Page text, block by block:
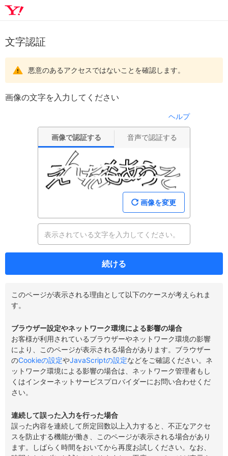
文字認証
悪意のあるアクセスではないことを確認します。
画像の文字を入力してください
ヘルプ
画像で認証する 音声で認証する
画像を変更
続ける
このページが表示される理由として以下のケースが考えられま
す。
ブラウザー設定やネットワーク環境による影響の場合
お客様が利用されているブラウザーやネットワーク環境の影響
により、このページが表示される場合があります。ブラウザー
のCookieの設定やJavaScriptの設定などをご確認ください。ネ
ットワーク環境による影響の場合は、ネットワーク管理者もし
くはインターネットサービスプロバイダーにお問い合わせくだ
さい。
連続して誤った入力を行った場合
誤った内容を連続して所定回数以上入力すると、不正なアクセ
スを防止する機能が働き、このページが表示される場合があり
ます。しばらく時間をおいてから再度お試しください。なお、